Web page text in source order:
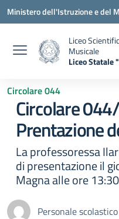
Vai ai contenuti
Vai al menu di navigazione
Vai al footer
Ministero dell'Istruzione e del
Liceo
Musicale
Liceo Statale
Circolare 044
Circolare
Prentazione
La professoressa
di presentazione il
Magna alle ore 13:30
Personale scolastico